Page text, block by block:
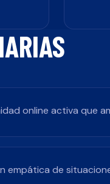
online activa que
empática de